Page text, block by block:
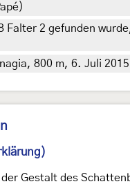
Falter 2 gefunden
800 m, 6. Juli
Gestalt des